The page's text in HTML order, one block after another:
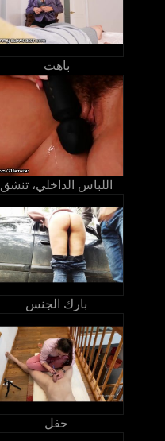
باهت
اللباس الداخلي، تنشق
بارك الجنس
حفل